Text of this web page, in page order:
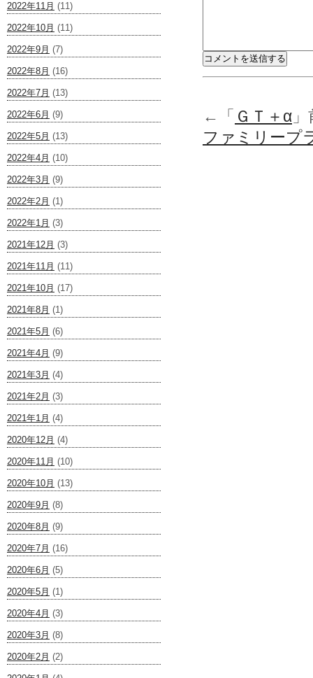
2022年11月 (11)
2022年10月 (11)
2022年9月 (7)
2022年8月 (16)
2022年7月 (13)
2022年6月 (9)
2022年5月 (13)
2022年4月 (10)
2022年3月 (9)
2022年2月 (1)
2022年1月 (3)
2021年12月 (3)
2021年11月 (11)
2021年10月 (17)
2021年8月 (1)
2021年5月 (6)
2021年4月 (9)
2021年3月 (4)
2021年2月 (3)
2021年1月 (4)
2020年12月 (4)
2020年11月 (10)
2020年10月 (13)
2020年9月 (8)
2020年8月 (9)
2020年7月 (16)
2020年6月 (5)
2020年5月 (1)
2020年4月 (3)
2020年3月 (8)
2020年2月 (2)
←「 ＧＴ＋α
ファミリープ